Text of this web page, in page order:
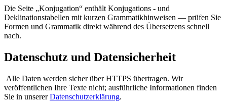
Die Seite „Konjugation“ enthält Konjugations - und
Deklinationstabellen mit kurzen Grammatikhinweisen — prüfen Sie
Formen und Grammatik direkt während des Übersetzens schnell
nach.
Datenschutz und Datensicherheit
Alle Daten werden sicher über HTTPS übertragen. Wir
veröffentlichen Ihre Texte nicht; ausführliche Informationen finden
Sie in unsererDatenschutzerklärung.